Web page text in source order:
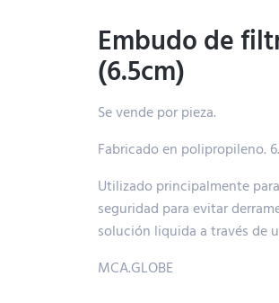
Embudo de
(6.5cm)
Se vende por pieza.
Fabricado en polipropileno.
Utilizado principalmente
seguridad para evitar
solución liquida a través de
MCA.GLOBE